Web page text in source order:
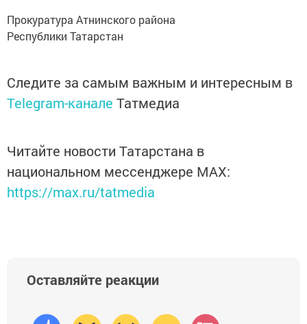
Прокуратура Атнинского района
Республики Татарстан
Следите за самым важным и интересным в
Telegram-канале Татмедиа
Читайте новости Татарстана в
национальном мессенджере MАХ:
https://max.ru/tatmedia
Оставляйте реакции